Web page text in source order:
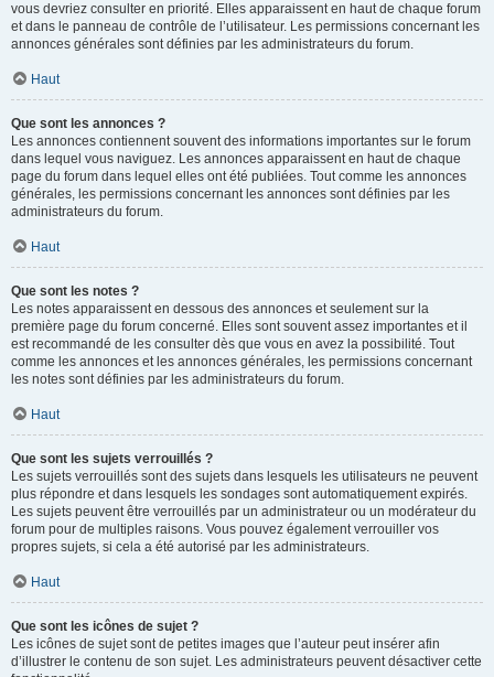
vous devriez consulter en priorité. Elles apparaissent en haut de chaque forum
et dans le panneau de contrôle de l’utilisateur. Les permissions concernant les
annonces générales sont définies par les administrateurs du forum.
Haut
Que sont les annonces ?
Les annonces contiennent souvent des informations importantes sur le forum
dans lequel vous naviguez. Les annonces apparaissent en haut de chaque
page du forum dans lequel elles ont été publiées. Tout comme les annonces
générales, les permissions concernant les annonces sont définies par les
administrateurs du forum.
Haut
Que sont les notes ?
Les notes apparaissent en dessous des annonces et seulement sur la
première page du forum concerné. Elles sont souvent assez importantes et il
est recommandé de les consulter dès que vous en avez la possibilité. Tout
comme les annonces et les annonces générales, les permissions concernant
les notes sont définies par les administrateurs du forum.
Haut
Que sont les sujets verrouillés ?
Les sujets verrouillés sont des sujets dans lesquels les utilisateurs ne peuvent
plus répondre et dans lesquels les sondages sont automatiquement expirés.
Les sujets peuvent être verrouillés par un administrateur ou un modérateur du
forum pour de multiples raisons. Vous pouvez également verrouiller vos
propres sujets, si cela a été autorisé par les administrateurs.
Haut
Que sont les icônes de sujet ?
Les icônes de sujet sont de petites images que l’auteur peut insérer afin
d’illustrer le contenu de son sujet. Les administrateurs peuvent désactiver cette